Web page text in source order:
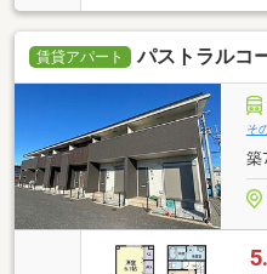
賃貸アパート パストラルコ
そ
築